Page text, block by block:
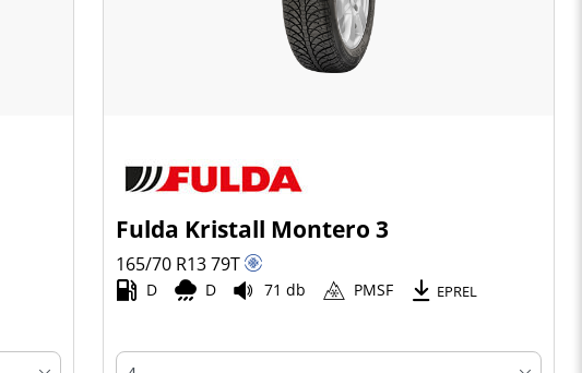
Fulda Kristall Montero 3
165/70 R1379T
D D 71 db PMSF EPREL